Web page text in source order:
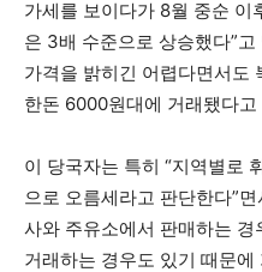
가세를 보이다가 8월 중순 이
은 3배 수준으로 상승했다”
가격을 밝히긴 어렵다면서도
한돈 6000원대에 거래됐다고
이 당국자는 특히 “지역별로
으로 오름세라고 판단한다”
사와 주유소에서 판매하는
거래하는 경우도 있기 때문